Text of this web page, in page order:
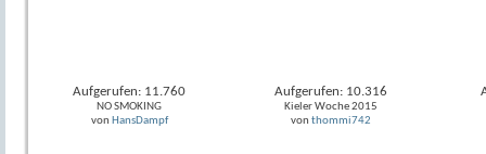
Aufgerufen: 11.760
NO SMOKING
von HansDampf
Aufgerufen: 10.316
Kieler Woche 2015
von thommi742